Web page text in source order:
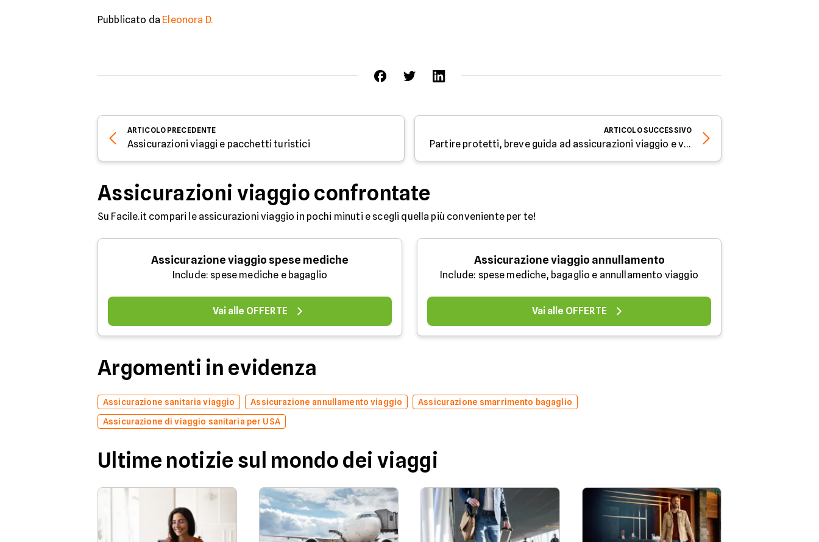
Pubblicato da Eleonora D.
ARTICOLO PRECEDENTE
Assicurazioni viaggi e pacchetti turistici
ARTICOLOSUCCESSIVO
Partire protetti, breve guida ad assicurazioni viaggio e vaccinazioni
Assicurazioni viaggio confrontate
Su Facile.it compari le assicurazioni viaggio in pochi minuti e scegli quella più conveniente per te!
Assicurazione viaggio spese mediche
Include: spese mediche e bagaglio
Vai alle OFFERTE
Assicurazione viaggio annullamento
Include: spese mediche, bagaglio e annullamento viaggio
Vai alle OFFERTE
Argomenti in evidenza
Assicurazione sanitaria viaggio Assicurazione annullamento viaggio
Assicurazione smarrimento bagaglio
Assicurazione di viaggio sanitaria per USA
Ultime notizie sul mondo dei viaggi